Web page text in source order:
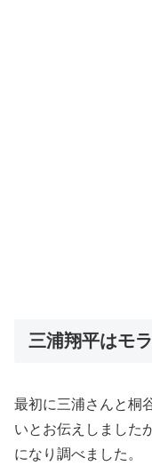
三浦翔平はモ
最初に三浦さんと桐
いとお伝えしました
になり調べました。